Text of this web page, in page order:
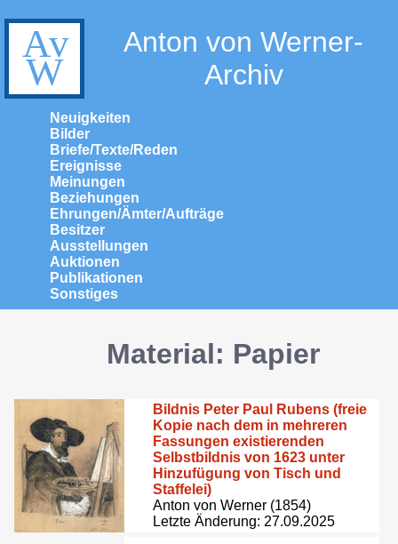
Anton von Werner-
Archiv
Neuigkeiten
Bilder
Briefe/Texte/Reden
Ereignisse
Meinungen
Beziehungen
Ehrungen/Ämter/Aufträge
Besitzer
Ausstellungen
Auktionen
Publikationen
Sonstiges
Material: Papier
Bildnis Peter Paul Rubens (freie
Kopie nach dem in mehreren
Fassungen existierenden
Selbstbildnis von 1623 unter
Hinzufügung von Tisch und
Staffelei)
Anton von Werner (1854)
Letzte Änderung: 27.09.2025